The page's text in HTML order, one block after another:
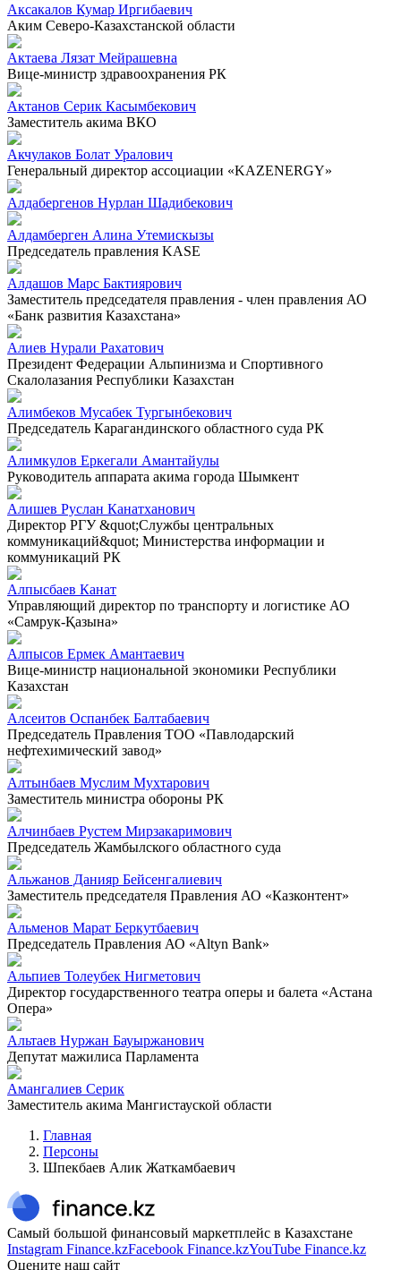
Аксакалов Кумар Иргибаевич
Аким Северо-Казахстанской области
Актаева Лязат Мейрашевна
Вице-министр здравоохранения РК
Актанов Серик Касымбекович
Заместитель акима ВКО
Акчулаков Болат Уралович
Генеральный директор ассоциации «KAZENERGY»
Алдабергенов Нурлан Шадибекович
Алдамберген Алина Утемискызы
Председатель правления KASE
Алдашов Марс Бактиярович
Заместитель председателя правления - член правления АО
«Банк развития Казахстана»
Алиев Нурали Рахатович
Президент Федерации Альпинизма и Спортивного
Скалолазания Республики Казахстан
Алимбеков Мусабек Тургынбекович
Председатель Карагандинского областного суда РК
Алимкулов Еркегали Амантайулы
Руководитель аппарата акима города Шымкент
Алишев Руслан Канатханович
Директор РГУ &quot;Службы центральных
коммуникаций&quot; Министерства информации и
коммуникаций РК
Алпысбаев Канат
Управляющий директор по транспорту и логистике АО
«Самрук-Қазына»
Алпысов Ермек Амантаевич
Вице-министр национальной экономики Республики
Казахстан
Алсеитов Оспанбек Балтабаевич
Председатель Правления ТОО «Павлодарский
нефтехимический завод»
Алтынбаев Муслим Мухтарович
Заместитель министра обороны РК
Алчинбаев Рустем Мирзакаримович
Председатель Жамбылского областного суда
Альжанов Данияр Бейсенгалиевич
Заместитель председателя Правления АО «Казконтент»
Альменов Марат Беркутбаевич
Председатель Правления АО «Altyn Bank»
Альпиев Толеубек Нигметович
Директор государственного театра оперы и балета «Астана
Опера»
Альтаев Нуржан Бауыржанович
Депутат мажилиса Парламента
Амангалиев Серик
Заместитель акима Мангистауской области
Главная
Персоны
Шпекбаев Алик Жаткамбаевич
Самый большой финансовый маркетплейс в Казахстане
Instagram Finance.kzFacebook Finance.kzYouTube Finance.kz
Оцените наш сайт